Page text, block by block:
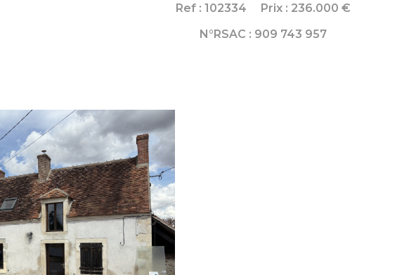
Ref : 102334 Prix : 236.000 €
N°RSAC : 909 743 957